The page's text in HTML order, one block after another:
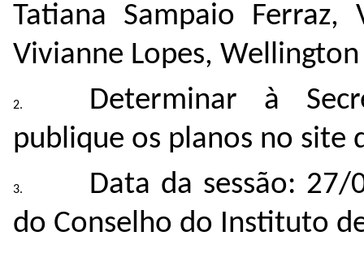
Tatiana Sampaio Ferraz,
Vivianne Lopes,
Determinar à
publique os planos no site
Data da sessão:
do Conselho do Instituto